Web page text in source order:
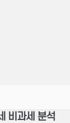
비과세 분석